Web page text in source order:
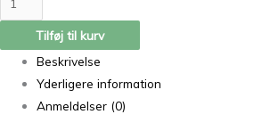
Tilføj til kurv
Beskrivelse
Yderligere information
Anmeldelser (0)